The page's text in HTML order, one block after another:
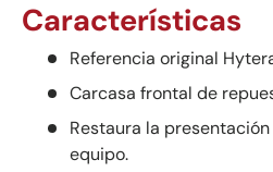
Características
Referencia original
Carcasa frontal de
Restaura la
equipo.